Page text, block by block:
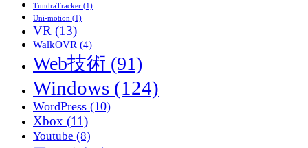
サ
ー
ビ
ス
か？
TundraTracker (1)
Uni-motion (1)
VR (13)
WalkOVR (4)
Web技術 (91)
Windows (124)
WordPress (10)
Xbox (11)
Youtube (8)